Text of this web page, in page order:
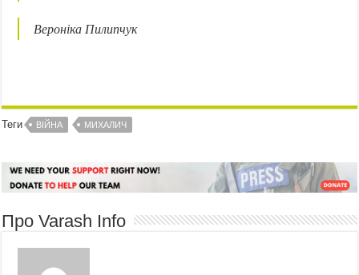
Вероніка Пилипчук
Теги ВІЙНА МИХАЛИЧ
Про Varash Info